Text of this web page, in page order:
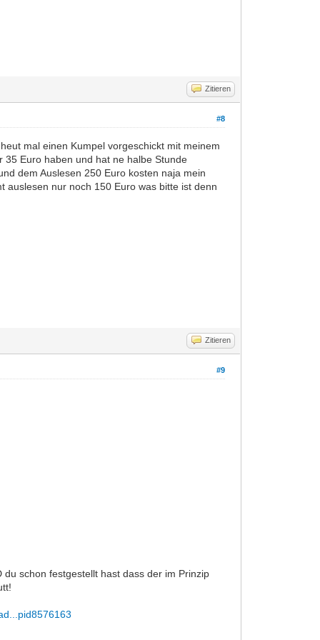
Zitieren
#8
mal einen Kumpel vorgeschickt mit meinem
35 Euro haben und hat ne halbe Stunde
dem Auslesen 250 Euro kosten naja mein
auslesen nur noch 150 Euro was bitte ist denn
Zitieren
#9
schon festgestellt hast dass der im Prinzip